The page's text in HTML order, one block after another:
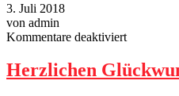
3. Juli 2018
von admin
Kommentare deaktiviertfür
Herzlichen